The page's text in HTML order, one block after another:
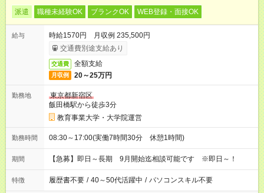
派遣 職種未経験OK ブランクOK WEB登録・面接OK
給与
時給1570円 月収例 235,500円
交通費別途支給あり
交通費 全額支給
月収例 20～25万円
勤務地
東京都新宿区
飯田橋駅から徒歩3分
教育事業大学・大学院運営
勤務時間 08:30～17:00(実働7時間30分 休憩1時間)
期間 【急募】即日～長期 9月開始迄相談可能です ※即日～！
特徴 履歴書不要 / 40～50代活躍中 / パソコンスキル不要